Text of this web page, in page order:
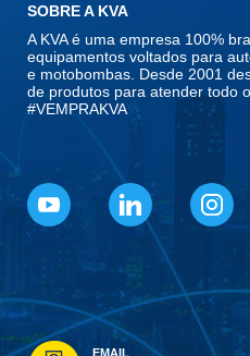
SOBRE A KVA
A KVA é uma empresa 100%
equipamentos voltados para
e motobombas. Desde 2001
de produtos para atender todo
#VEMPRAKVA
EMAIL